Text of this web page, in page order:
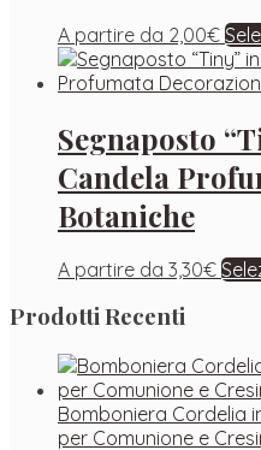
A partire da 2,00€
Segnaposto
Candela
Botaniche
A partire da 3,30€
Prodotti Recenti
Bomboniera Cordelia
per Comunione e